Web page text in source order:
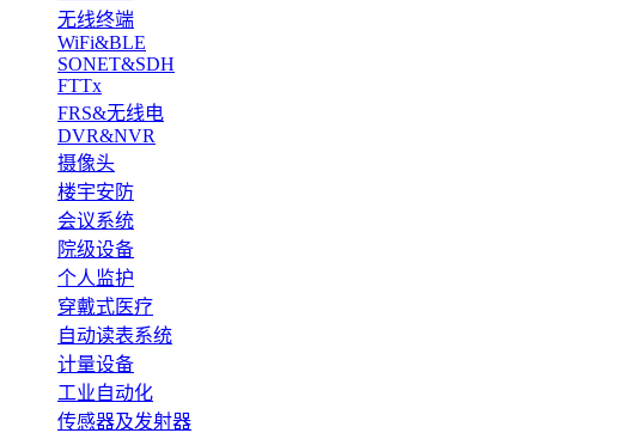
无线终端
WiFi&BLE
SONET&SDH
FTTx
FRS&无线电
DVR&NVR
摄像头
楼宇安防
会议系统
院级设备
个人监护
穿戴式医疗
自动读表系统
计量设备
工业自动化
传感器及发射器